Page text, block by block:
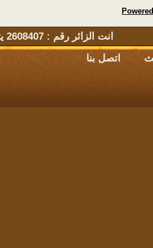
انت الزائر رقم : 2608407 يتصفح الموقع حاليا : 293
اتصل بنا